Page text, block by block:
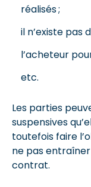
réalisés ;
il n’existe pas
l’acheteur
etc.
Les parties
suspensives
toutefois faire
ne pas
contrat.